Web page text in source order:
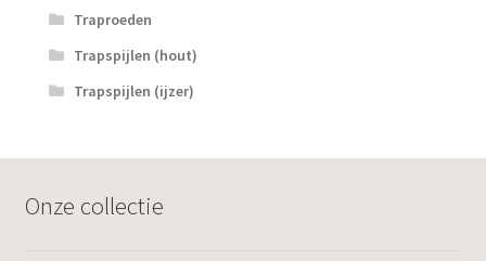
Traproeden
Trapspijlen (hout)
Trapspijlen (ijzer)
Onze collectie